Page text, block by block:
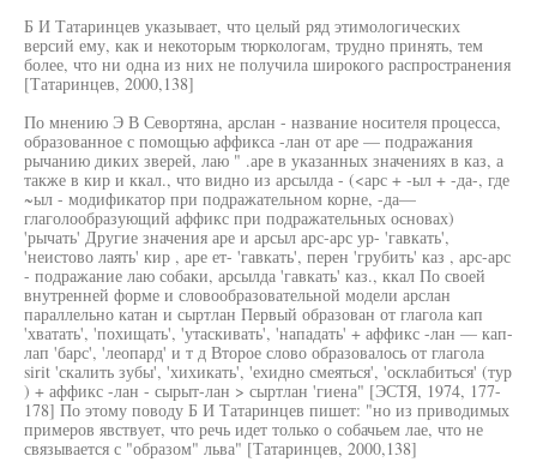
Б И Татаринцев указывает, что целый ряд этимологических
версий ему, как и некоторым тюркологам, трудно принять, тем
более, что ни одна из них не получила широкого распространения
[Татаринцев, 2000,138]
По мнению Э В Севортяна, арслан - название носителя процесса,
образованное с помощью аффикса -лан от аре — подражания
рычанию диких зверей, лаю " .аре в указанных значениях в каз, а
также в кир и ккал., что видно из арсылда - (<арс + -ыл + -да-, где
~ыл - модификатор при подражательном корне, -да—
глаголообразующий аффикс при подражательных основах)
'рычать' Другие значения аре и арсыл арс-арс ур- 'гавкать',
'неистово лаять' кир , аре ет- 'гавкать', перен 'грубить' каз , арс-арс
- подражание лаю собаки, арсылда 'гавкать' каз., ккал По своей
внутренней форме и словообразовательной модели арслан
параллельно катан и сыртлан Первый образован от глагола кап
'хватать', 'похищать', 'утаскивать', 'нападать' + аффикс -лан — кап-
лап 'барс', 'леопард' и т д Второе слово образовалось от глагола
sirit 'скалить зубы', 'хихикать', 'ехидно смеяться', 'осклабиться' (тур
) + аффикс -лан - сырыт-лан > сыртлан 'гиена" [ЭСТЯ, 1974, 177-
178] По этому поводу Б И Татаринцев пишет: "но из приводимых
примеров явствует, что речь идет только о собачьем лае, что не
связывается с "образом" льва" [Татаринцев, 2000,138]